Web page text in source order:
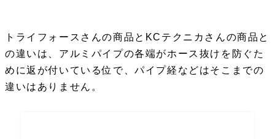
トライフォースさんの商品とKCテクニカさんの商品と
の違いは、アルミパイプの各端がホース抜けを防ぐた
めに返が付いている位で、パイプ経などはそこまでの
違いはありません。